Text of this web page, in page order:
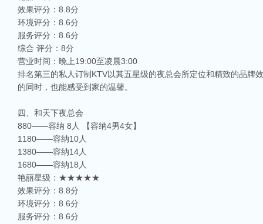
效果评分：8.8分
环境评分：8.6分
服务评分：8.6分
综合 评分：8分
营业时间：晚上19:00至凌晨3:00
排名第三的私人订制KTV以其五星级的夜总会所定位和精致的品牌
的同时，也能感受到家的温馨。
四、和天下夜总会
880——容纳 8人 【容纳4男4女】
1180——容纳10人
1380——容纳14人
1680——容纳18人
艳丽星级：★★★★★
效果评分：8.8分
环境评分：8.6分
服务评分：8.6分